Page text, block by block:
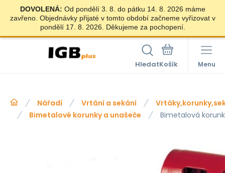
DOVOLENÁ: Od pondělí 3. 8. do pátku 14. 8. 2026 máme
zavřeno. Objednávky přijaté v tomto období začneme vyřizovat v
pondělí 17. 8. 2026. Děkujeme za pochopení.
Hledat Menu
Nářadí Vrtání a sekání
Bimetalové korunky a unašeče
Bimetalová